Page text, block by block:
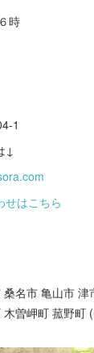
時
1
↓
せはこちら
名市 亀山市
曽岬町 菰野町 (